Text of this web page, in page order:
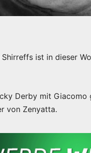
ist in dieser
Derby mit
von Zenyatta.